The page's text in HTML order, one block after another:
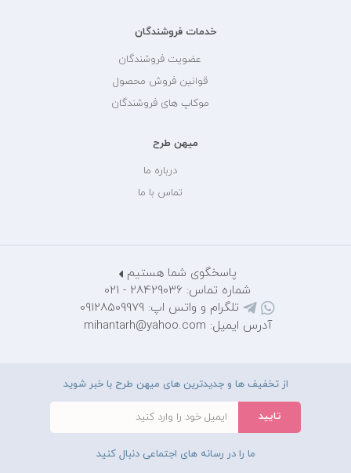
خدمات فروشندگان
عضویت فروشندگان
قوانین فروش محصول
موکاپ های فروشندگان
میهن طرح
درباره ما
تماس با ما
پاسخگوی شما هستیم
شماره تماس: 28429036 - 021
تلگرام و واتس اپ: 09128509979
آدرس ایمیل: mihantarh@yahoo.com
از تخفیف ها و جدیدترین های میهن طرح با خبر شوید
ما را در رسانه های اجتماعی دنبال کنید